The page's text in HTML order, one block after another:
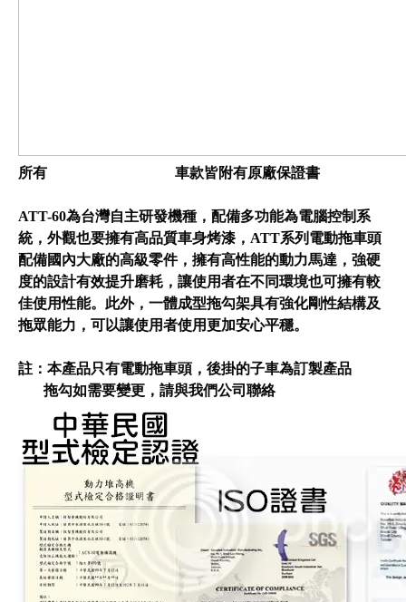
所有 車款皆附有原廠保證書
ATT-60為台灣自主研發機種，配備多功能為電腦控制系
統，外觀也要擁有高品質車身烤漆，ATT系列電動拖車頭
配備國內大廠的高級零件，擁有高性能的動力馬達，強硬
度的設計有效提升磨耗，讓使用者在不同環境也可擁有較
佳使用性能。此外，一體成型拖勾架具有強化剛性結構及
拖眾能力，可以讓使用者使用更加安心平穩。
註：本產品只有電動拖車頭，後掛的子車為訂製產品
拖勾如需要變更，請與我們公司聯絡